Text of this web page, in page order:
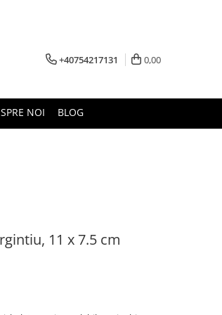
+40754217131 0,00
NOI BLOG
11 x 7.5 cm